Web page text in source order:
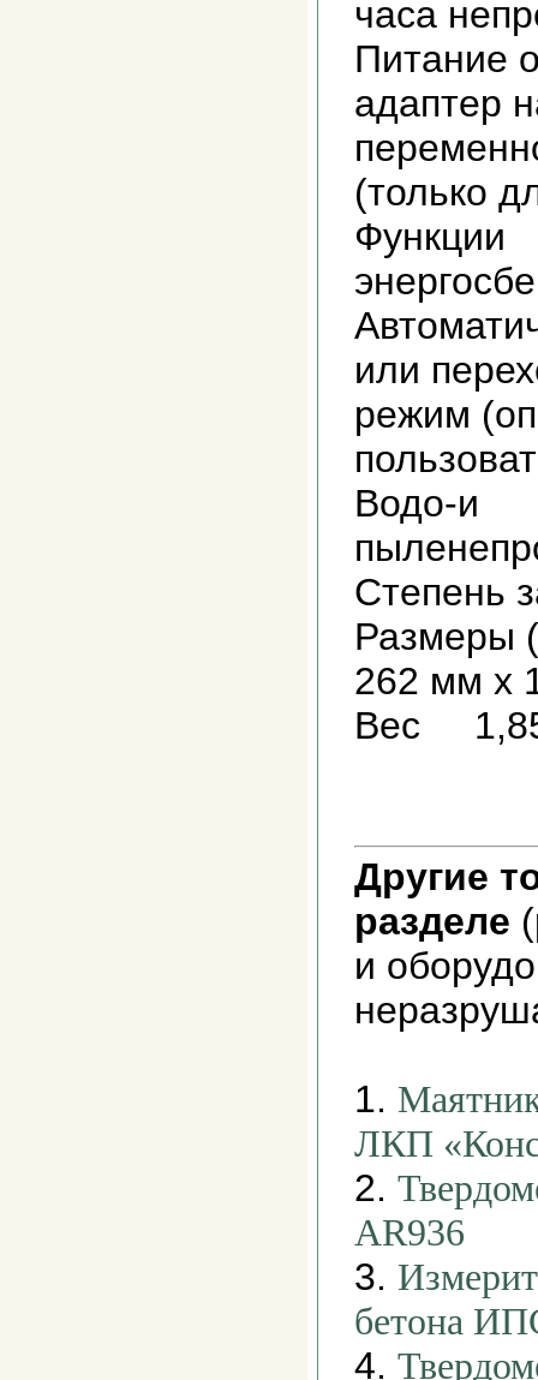
часа
Питание
адаптер
(только
Функции
или
режим
Водо-и
Степень
262 мм х
Вес
Другие
разделе
и
1.
ЛКП
2.
AR936
3.
бетона
4.